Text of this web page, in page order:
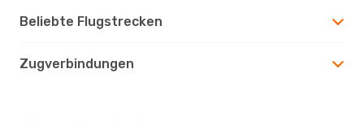
Beliebte Flugstrecken
Zugverbindungen